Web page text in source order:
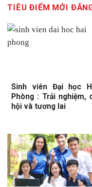
TIÊU ĐIỂM MỚI
Sinh viên Đại học
Phòng : Trải nghiệm,
hội và tương lai